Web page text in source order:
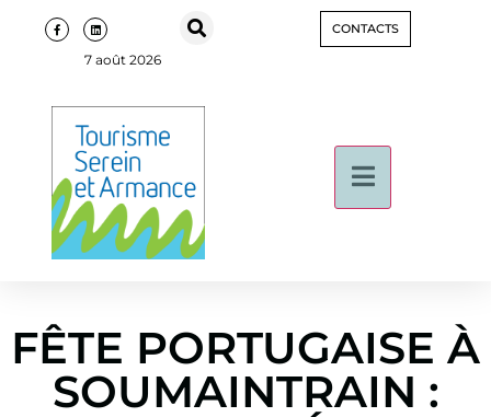
7 août 2026
CONTACTS
FÊTE PORTUGAISE À
SOUMAINTRAIN :